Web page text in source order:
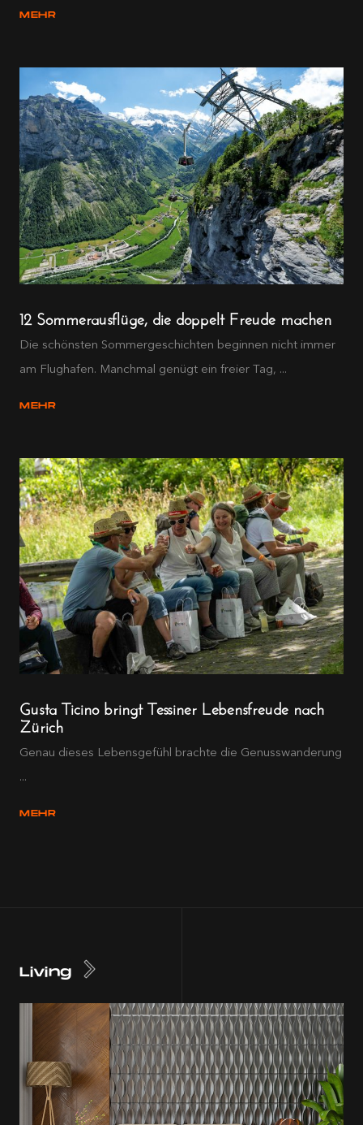
MEHR
12 Sommerausflüge, die doppelt Freude machen
Die schönsten Sommergeschichten beginnen nicht immer
am Flughafen. Manchmal genügt ein freier Tag, ...
MEHR
Gusta Ticino bringt Tessiner Lebensfreude nach
Zürich
Genau dieses Lebensgefühl brachte die Genusswanderung
...
MEHR
Living